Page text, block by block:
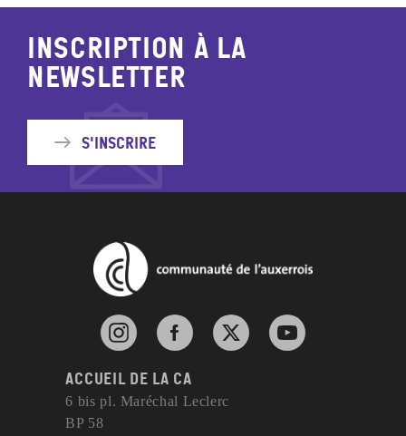
Inscription à la
newsletter
S'inscrire
Instagram de l'agglomération d'Auxerre
Facebook de l'agglomération d'Auxerre
X de l'agglomération
YouTube de
Accueil de la CA
6 bis pl. Maréchal Leclerc
BP 58